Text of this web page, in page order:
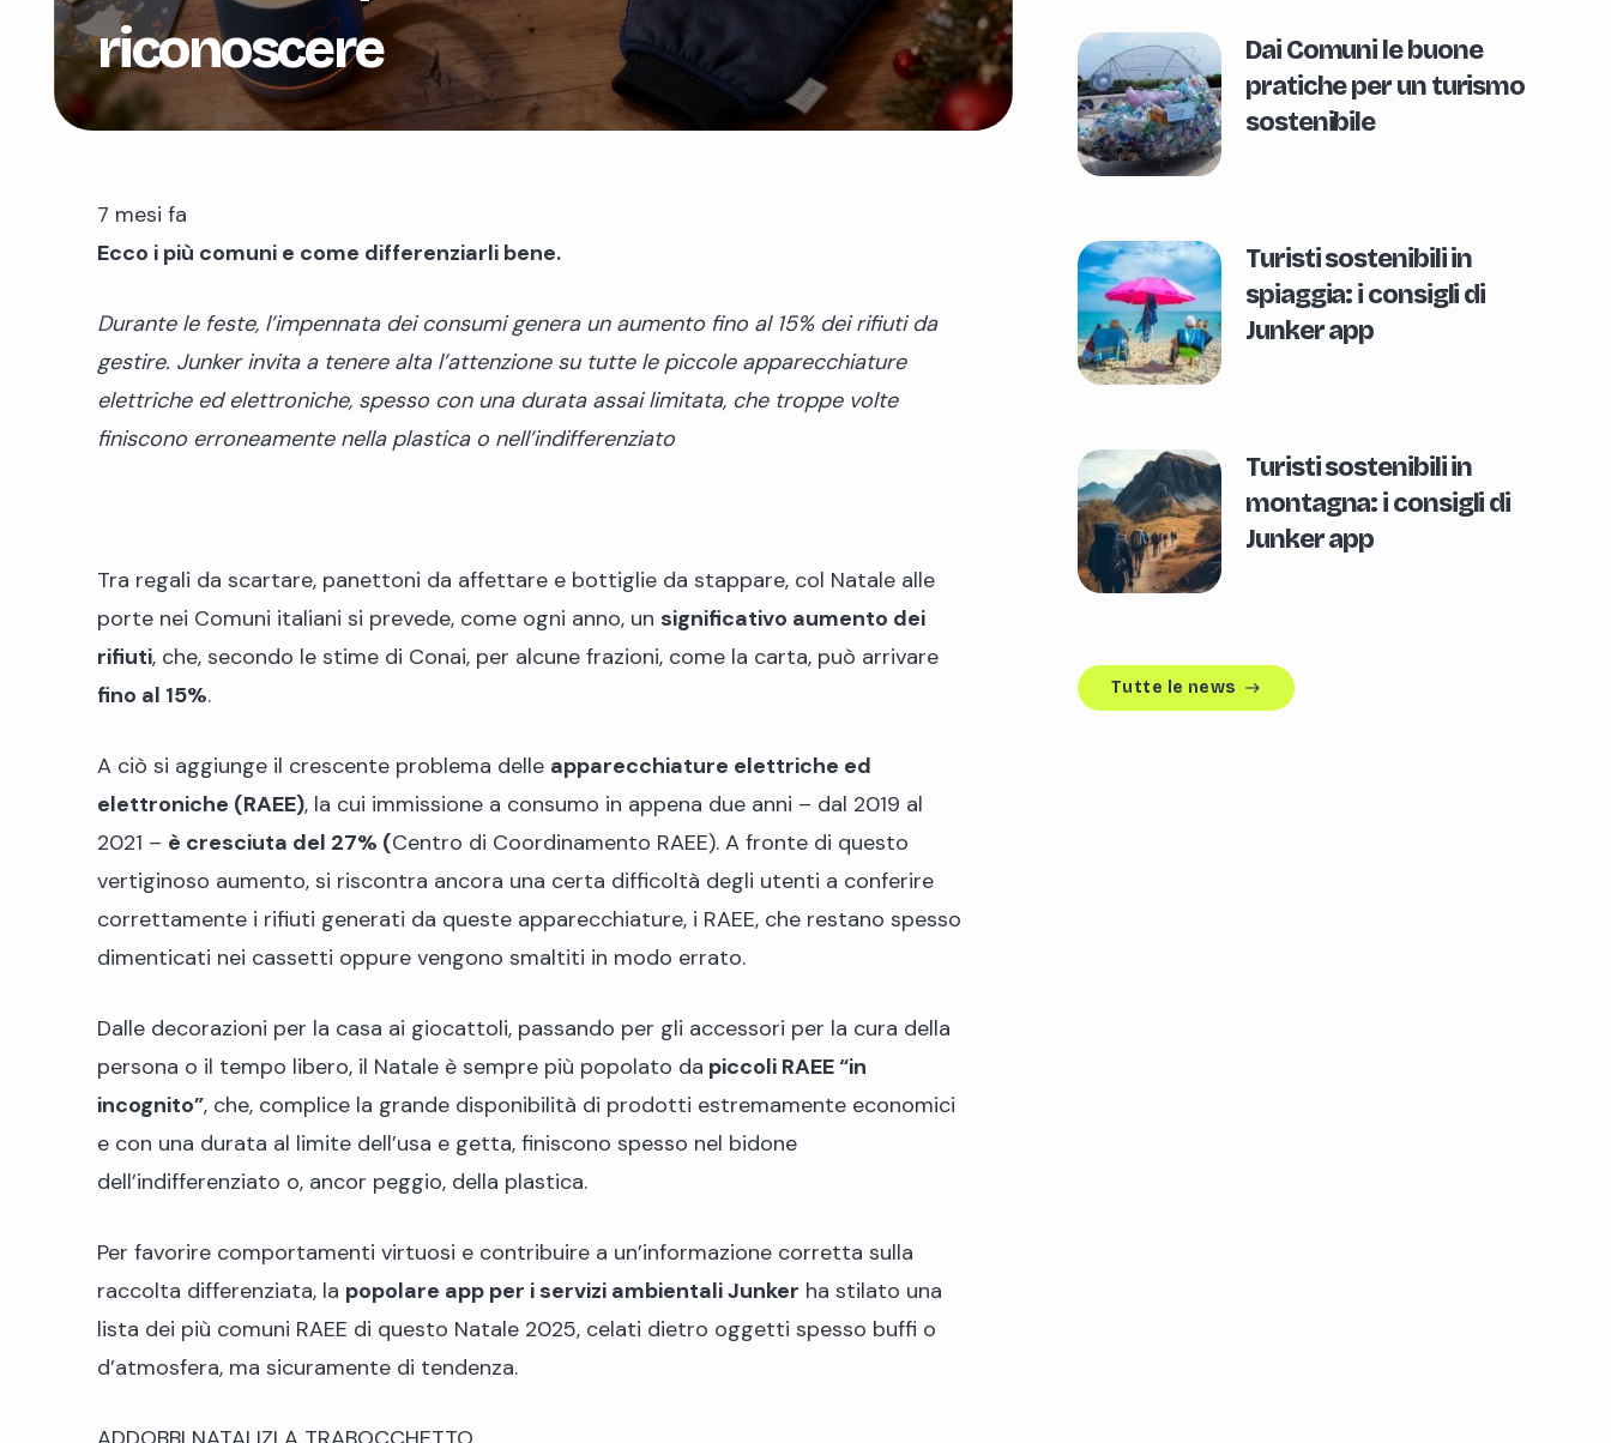
riconoscere
7 mesi fa
Ecco i più comuni e come differenziarli bene.
Durante le feste, l’impennata dei consumi genera un aumento fino al 15% dei rifiuti da
gestire. Junker invita a tenere alta l’attenzione su tutte le piccole apparecchiature
elettriche ed elettroniche, spesso con una durata assai limitata, che troppe volte
finiscono erroneamente nella plastica o nell’indifferenziato
Tra regali da scartare, panettoni da affettare e bottiglie da stappare, col Natale alle
porte nei Comuni italiani si prevede, come ogni anno, un significativo aumento dei
rifiuti, che, secondo le stime di Conai, per alcune frazioni, come la carta, può arrivare
fino al 15%.
A ciò si aggiunge il crescente problema delle apparecchiature elettriche ed
elettroniche (RAEE), la cui immissione a consumo in appena due anni – dal 2019 al
2021 – è cresciuta del 27% (Centro di Coordinamento RAEE). A fronte di questo
vertiginoso aumento, si riscontra ancora una certa difficoltà degli utenti a conferire
correttamente i rifiuti generati da queste apparecchiature, i RAEE, che restano spesso
dimenticati nei cassetti oppure vengono smaltiti in modo errato.
Dalle decorazioni per la casa ai giocattoli, passando per gli accessori per la cura della
persona o il tempo libero, il Natale è sempre più popolato da piccoli RAEE “in
incognito”, che, complice la grande disponibilità di prodotti estremamente economici
e con una durata al limite dell’usa e getta, finiscono spesso nel bidone
dell’indifferenziato o, ancor peggio, della plastica.
Per favorire comportamenti virtuosi e contribuire a un’informazione corretta sulla
raccolta differenziata, la popolare app per i servizi ambientali Junker ha stilato una
lista dei più comuni RAEE di questo Natale 2025, celati dietro oggetti spesso buffi o
d’atmosfera, ma sicuramente di tendenza.
Dai Comuni le buone
pratiche per un turismo
sostenibile
Turisti sostenibili in
spiaggia: i consigli di
Junker app
Turisti sostenibili in
montagna: i consigli di
Junker app
Tutte le news east